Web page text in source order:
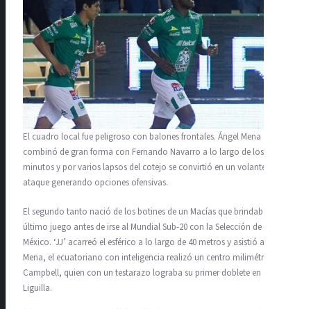
El cuadro local fue peligroso con balones frontales. Ángel Mena
combinó de gran forma con Fernando Navarro a lo largo de los 90
minutos y por varios lapsos del cotejo se convirtió en un volante al
ataque generando opciones ofensivas.
El segundo tanto nació de los botines de un Macías que brindaba su
último juego antes de irse al Mundial Sub-20 con la Selección de
México. ‘JJ’ acarreó el esférico a lo largo de 40 metros y asistió a
Mena, el ecuatoriano con inteligencia realizó un centro milimétrico al
Campbell, quien con un testarazo lograba su primer doblete en
Liguilla.